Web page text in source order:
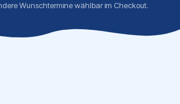
Wunschtermine wählbar im Checkout.